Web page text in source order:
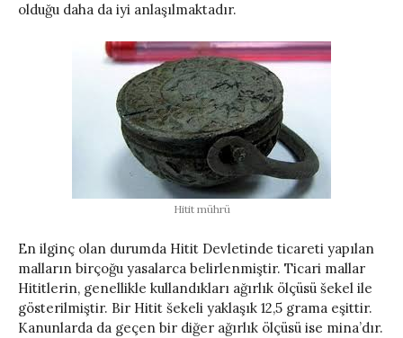
olduğu daha da iyi anlaşılmaktadır.
Hitit mührü
En ilginç olan durumda Hitit Devletinde ticareti yapılan
malların birçoğu yasalarca belirlenmiştir. Ticari mallar
Hititlerin, genellikle kullandıkları ağırlık ölçüsü šekel ile
gösterilmiştir. Bir Hitit šekeli yaklaşık 12,5 grama eşittir.
Kanunlarda da geçen bir diğer ağırlık ölçüsü ise mina’dır.